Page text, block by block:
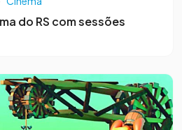
do RS com sessões